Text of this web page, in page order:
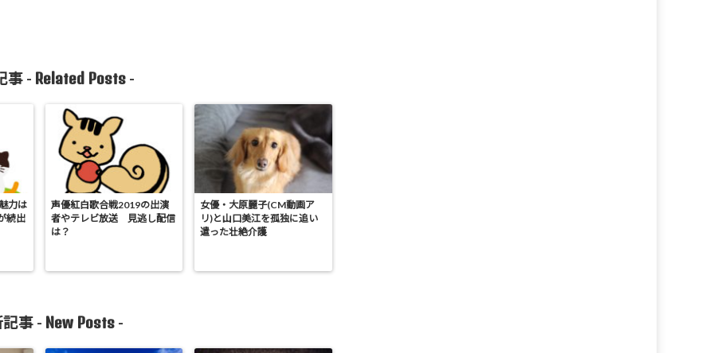
事 - Related Posts-
力は
続出
声優紅白歌合戦2019の出演
者やテレビ放送 見逃し配信
は？
女優・大原麗子(CM動画ア
リ)と山口美江を孤独に追い
遣った壮絶介護
事 - New Posts -